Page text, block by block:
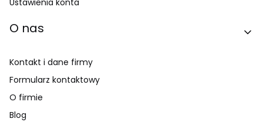
Ustawienia konta
O nas
Kontakt i dane firmy
Formularz kontaktowy
O firmie
Blog